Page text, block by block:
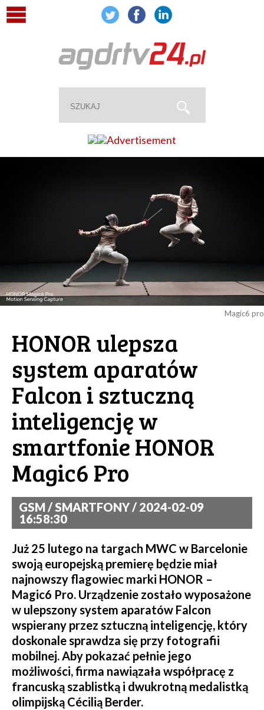
Magic6 pro
HONOR ulepsza
system aparatów
Falcon i sztuczną
inteligencję w
smartfonie HONOR
Magic6 Pro
GSM / SMARTFONY / 2024-02-09
16:58:30
Już 25 lutego na targach MWC w Barcelonie
swoją europejską premierę będzie miał
najnowszy flagowiec marki HONOR –
Magic6 Pro. Urządzenie zostało wyposażone
w ulepszony system aparatów Falcon
wspierany przez sztuczną inteligencję, który
doskonale sprawdza się przy fotografii
mobilnej. Aby pokazać pełnie jego
możliwości, firma nawiązała współpracę z
francuską szablistką i dwukrotną medalistką
olimpijską Cécilią Berder.